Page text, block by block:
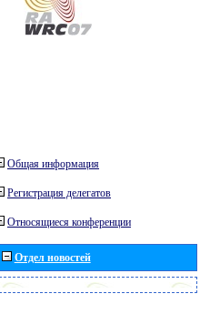
Общая информация
Регистрация делегатов
Относящиеся конференции
Отдел новостей